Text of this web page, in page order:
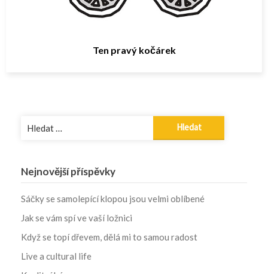
Ten pravý kočárek
Nejnovější příspěvky
Sáčky se samolepící klopou jsou velmi oblíbené
Jak se vám spí ve vaší ložnici
Když se topí dřevem, dělá mi to samou radost
Live a cultural life